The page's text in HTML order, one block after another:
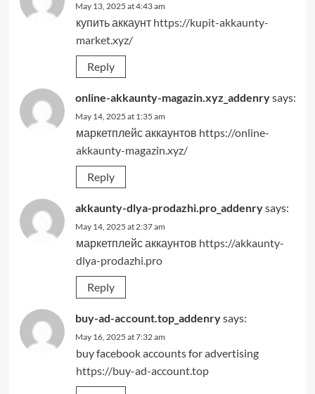
May 13, 2025 at 4:43 am
купить аккаунт https://kupit-akkaunty-
market.xyz/
Reply
online-akkaunty-magazin.xyz_addenrysays:
May 14, 2025 at 1:35 am
маркетплейс аккаунтов https://online-
akkaunty-magazin.xyz/
Reply
akkaunty-dlya-prodazhi.pro_addenrysays:
May 14, 2025 at 2:37 am
маркетплейс аккаунтов https://akkaunty-
dlya-prodazhi.pro
Reply
buy-ad-account.top_addenrysays:
May 16, 2025 at 7:32 am
buy facebook accounts for advertising
https://buy-ad-account.top